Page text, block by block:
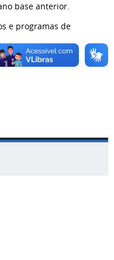
base anterior.
e programas de